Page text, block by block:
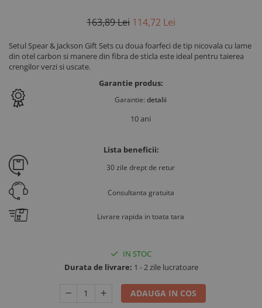
Identificare si marcare vaci
Ingrijirea pielii la vaci
Ventilatie si climatizare vaci
Vitei
Alaptare vitei
Alaptare automata vitei
Cusete si boxe vitei
Accesorii cusete vitei
Boxe comune
Furajare si adapare vitei
Suplimente nutritive vitei
163,89 Lei 114,72 Lei
Setul Spear & Jackson Gift Sets cu doua foarfeci de tip nicovala cu lame
din otel carbon si manere din fibra de sticla este ideal pentru taierea
crengilor verzi si uscate.
Garantie produs:
Garantie: detalii
10 ani
Lista beneficii:
30 zile drept de retur
Consultanta gratuita
Livrare rapida in toata tara
IN STOC
Durata de livrare: 1 - 2 zile lucratoare
ADAUGA IN COS